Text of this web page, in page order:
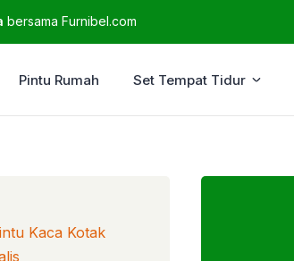
bersama Furnibel.com
Pintu Rumah Set Tempat Tidur